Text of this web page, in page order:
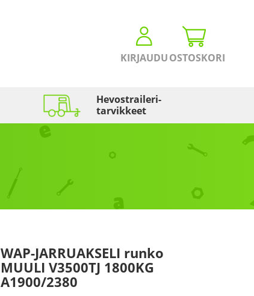
KIRJAUDUOSTOSKORI
Hevostraileri­
tarvikkeet
WAP-JARRUAKSELI runko
MUULI V3500TJ 1800KG
A1900/2380